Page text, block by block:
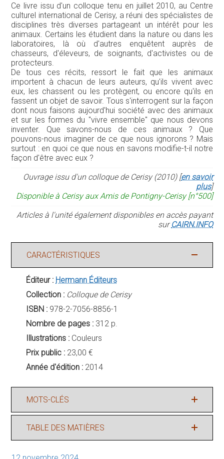
Ce livre issu d'un colloque tenu en juillet 2010, au Centre
culturel international de Cerisy, a réuni des spécialistes de
disciplines très diverses partageant un intérêt pour les
animaux. Certains les étudient dans la nature ou dans les
laboratoires, là où d'autres enquêtent auprès de
chasseurs, d'éleveurs, de soignants, d'activistes ou de
protecteurs.
De tous ces récits, ressort le fait que les animaux
importent à chacun de leurs auteurs, qu'ils vivent avec
eux, les chassent ou les protègent, ou encore qu'ils en
fassent un objet de savoir. Tous s'interrogent sur la façon
dont nous faisons aujourd'hui société avec des animaux
et sur les formes du "vivre ensemble" que nous devons
inventer. Que savons-nous de ces animaux ? Que
pouvons-nous imaginer de ce que nous ignorons ? Mais
surtout : en quoi ce que nous en savons modifie-t-il notre
façon d'être avec eux ?
Ouvrage issu d'un colloque de Cerisy (2010) [en savoir
plus]
Disponible à Cerisy aux Amis de Pontigny-Cerisy [n°500]
Articles à l'unité également disponibles en accès payant
surCAIRN.INFO
CARACTÉRISTIQUES
Éditeur : Hermann Éditeurs
Collection : Colloque de Cerisy
ISBN : 978-2-7056-8856-1
Nombre de pages : 312 p.
Illustrations : Couleurs
Prix public : 23,00 €
Année d'édition : 2014
MOTS-CLÉS
TABLE DES MATIÈRES